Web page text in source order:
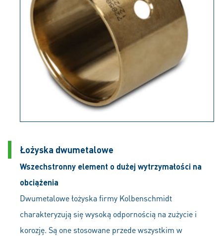
Łożyska dwumetalowe
Wszechstronny element o dużej wytrzymałości na
obciążenia
Dwumetalowe łożyska firmy Kolbenschmidt
charakteryzują się wysoką odpornością na zużycie i
korozję. Są one stosowane przede wszystkim w